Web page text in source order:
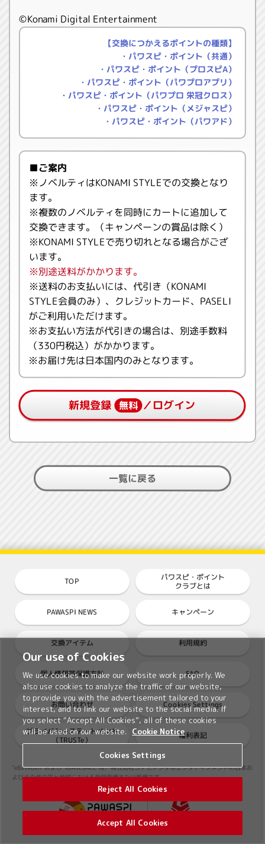
©Konami Digital Entertainment
【交換につかえるポイントの種類】
・パワスピ・ポイント（共通）
・パワスピ・ポイント（プロスピA）
・パワスピ・ポイント（パワプロアプリ）
・パワスピ・ポイント（パワプロ 栄冠クロス）
・パワスピ・ポイント（メジャスピ）
・パワスピ・ポイント（パワアド）
■ご案内
※ノベルティはKONAMI STYLEでの交換となり
ます。
※複数のノベルティを同時にカートに追加して
交換できます。（キャンペーンの賞品は除く）
※KONAMI STYLEで売り切れとなる場合がござ
います。
※別途送料がかかります。
※送料のお支払いには、代引き（KONAMI
STYLE会員のみ）、クレジットカード、PASELI
がご利用いただけます。
※お支払い方法が代引きの場合は、別途手数料
（330円税込）がかかります。
※お届け先は日本国内のみとなります。
新規登録 無料 ／ログイン
一覧に戻る
TOP パワスピ・ポイント
クラブとは
PAWASPI NEWS キャンペーン
交換アイテム 利用規約
個人情報等保護方針 FAQ
お問い合わせ Cookies Settings
プライバシーステートメント
（TRUSTe） 権利表記
"eBaseball"および"eBASEBALL"は、株式会社コナミデジタルエンタテインメントの日本お
よびその他の国と地域における登録商標または商標です。
Our use of Cookies
We use cookies to make our website work properly. We
also use cookies to analyze the traffic of our website,
to provide you with the advertisement tailored to your
interest, and to link our website to the social media. If
you select “Accept All Cookies”, all of these cookies
will be used on our website.
Cookie Notice
Cookies Settings
Reject All Cookies
Accept All Cookies